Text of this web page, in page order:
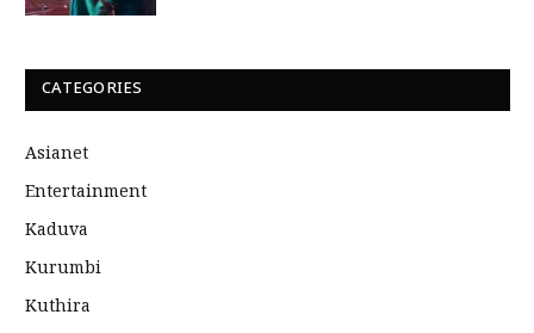
CATEGORIES
Asianet
Entertainment
Kaduva
Kurumbi
Kuthira